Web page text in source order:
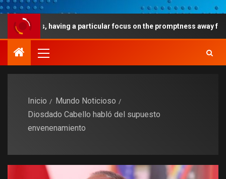
having a particular focus on the promptness away from
Inicio
Mundo Noticioso
Diosdado Cabello habló del supuesto
envenenamiento